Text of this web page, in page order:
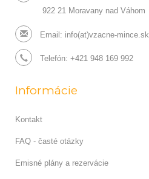
922 21 Moravany nad Váhom
Email: info(at)vzacne-mince.sk
Telefón: +421 948 169 992
Informácie
Kontakt
FAQ - časté otázky
Emisné plány a rezervácie